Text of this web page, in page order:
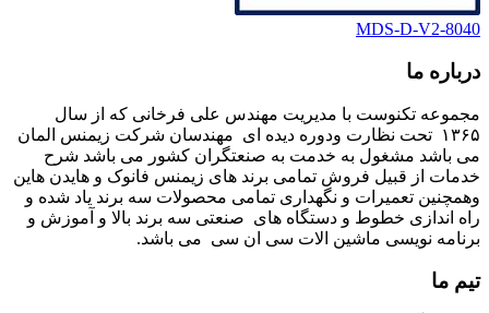
MDS-D-V2-8040
درباره ما
مجموعه تکنوست با مدیریت مهندس علی فرخانی که از سال
۱۳۶۵ تحت نظارت ودوره دیده ای مهندسان شرکت زیمنس المان
می باشد مشغول به خدمت به صنعتگران کشور می باشد شرح
خدمات از قبیل فروش تمامی برند های زیمنس فانوک و هایدن هاین
وهمچنین تعمیرات و نگهداری تمامی محصولات سه برند یاد شده و
راه اندازی خطوط و دستگاه های صنعتی سه برند بالا و آموزش و
برنامه نویسی ماشین الات سی ان سی می باشد.
تیم ما